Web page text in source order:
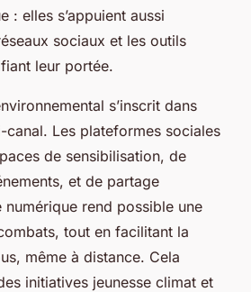
: elles s’appuient aussi
sociaux et les outils
leur portée.
s’inscrit dans
canal. Les plateformes sociales
de sensibilisation, de
et de partage
numérique rend possible une
tout en facilitant la
même à distance. Cela
initiatives jeunesse climat et